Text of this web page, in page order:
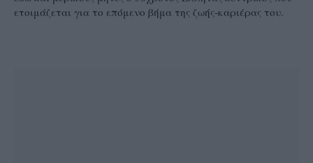
ετοιμάζεται για το επόμενο βήμα της ζωής-καριέρας του.